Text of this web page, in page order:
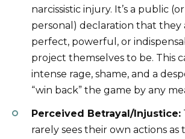
narcissistic injury. It’s a public
personal) declaration that they
perfect, powerful, or
project themselves to be. This
intense rage, shame, and a
“win back” the game by any
Perceived Betrayal/Injustice:
rarely sees their own actions as